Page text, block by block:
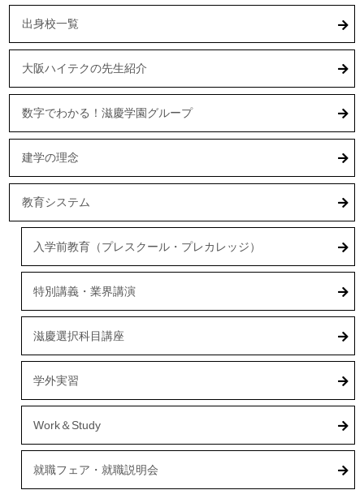
出身校一覧
大阪ハイテクの先生紹介
数字でわかる！滋慶学園グループ
建学の理念
教育システム
入学前教育（プレスクール・プレカレッジ）
特別講義・業界講演
滋慶選択科目講座
学外実習
Work＆Study
就職フェア・就職説明会